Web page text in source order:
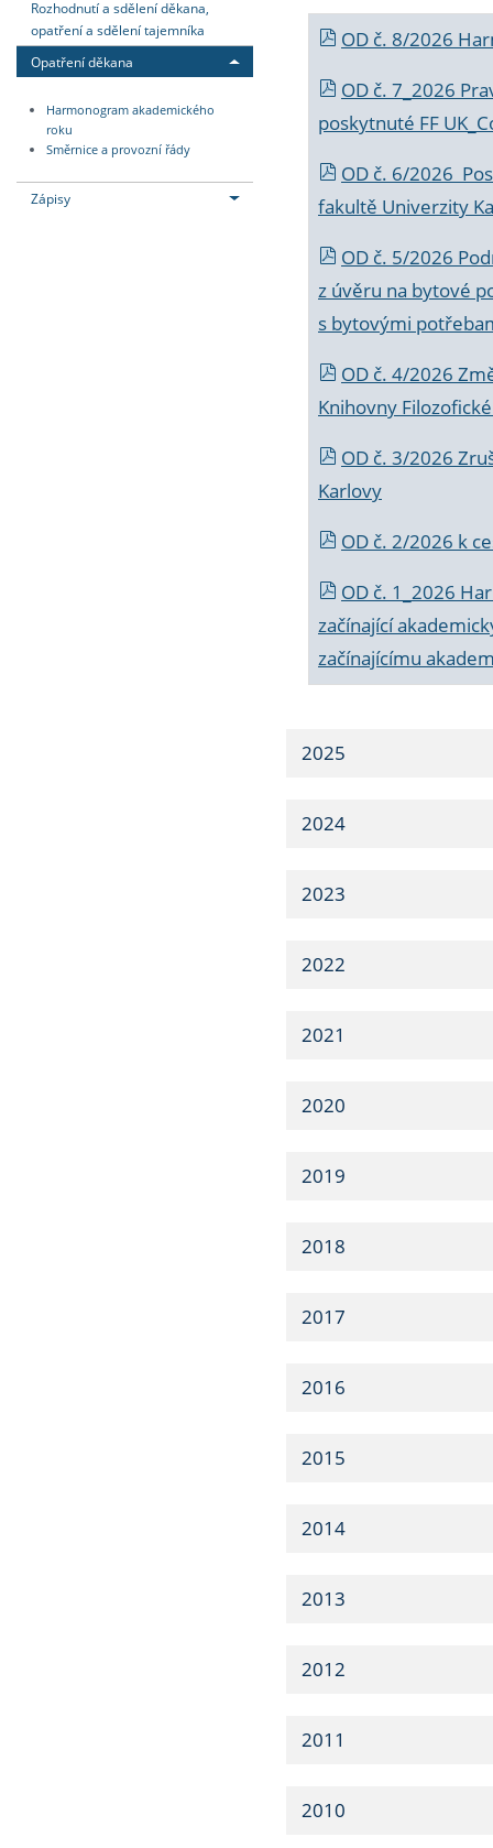
Rozhodnutí a sdělení děkana,
opatření a sdělení tajemníka
Opatření děkana
Harmonogram akademického
roku
Směrnice a provozní řády
Zápisy
OD č. 8/2026
OD č. 7_2026
poskytnuté FF
OD č. 6/2026
fakultě Univerzity
OD č. 5/2026
z úvěru na bytové
s bytovými
OD č. 4/2026
Knihovny
OD č. 3/2026
Karlovy
OD č. 2/2026 k
OD č. 1_2026
začínající
začínajícímu
2025
2024
2023
2022
2021
2020
2019
2018
2017
2016
2015
2014
2013
2012
2011
2010